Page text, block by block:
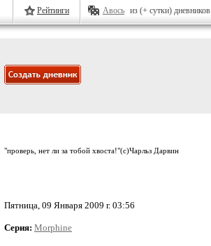
Рейтинги Авось из (+ сутки) дневников
"проверь, нет ли за тобой хвоста!"(с)Чарльз Дарвин
Пятница, 09 Января 2009 г. 03:56
Серия: Morphine